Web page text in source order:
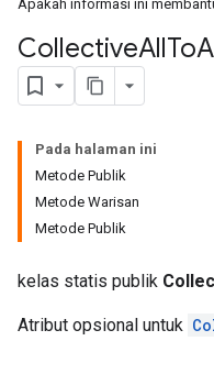
Apakah informasi ini
CollectiveAllTo
Pada halaman ini
Metode Publik
Metode Warisan
Metode Publik
kelas statis publik
Atribut opsional untuk